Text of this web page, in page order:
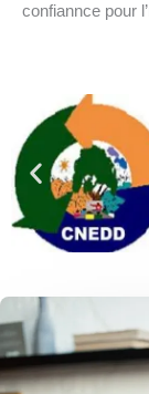
confiannce pour